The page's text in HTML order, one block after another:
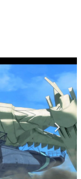
の魅力を画面や操作の
硬派で骨太な評論連載
ゲームにまつわる言葉
ター文化史研究家・タ